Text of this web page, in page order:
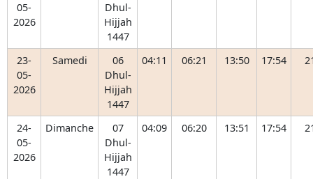
05-
2026
Dhul-
Hijjah
1447
23-
05-
2026
Samedi
06
Dhul-
Hijjah
1447
04:11 06:21 13:50 17:54
24-
05-
2026
Dimanche
07
Dhul-
Hijjah
1447
04:09 06:20 13:51 17:54